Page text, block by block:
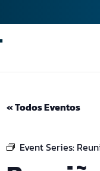
« Todos Eventos
Event Series: